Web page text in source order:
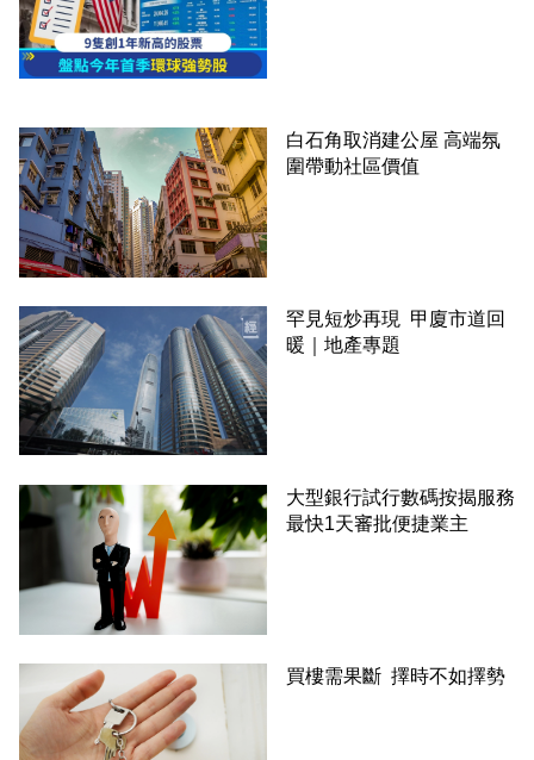
白石角取消建公屋 高端氛
圍帶動社區價值
罕見短炒再現 甲廈市道回
暖｜地產專題
大型銀行試行數碼按揭服務
最快1天審批便捷業主
買樓需果斷 擇時不如擇勢